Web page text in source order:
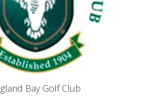
Bay Golf Club